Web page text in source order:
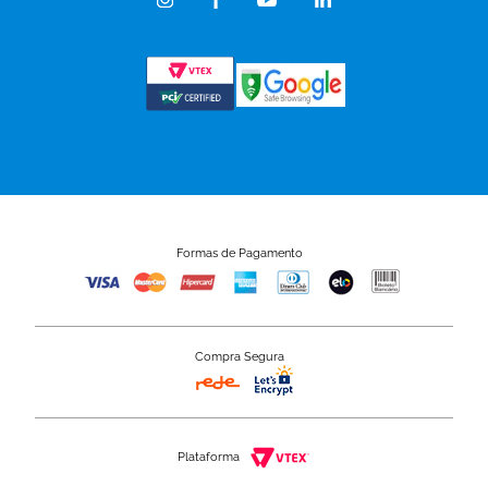
Formas de Pagamento
Compra Segura
Plataforma